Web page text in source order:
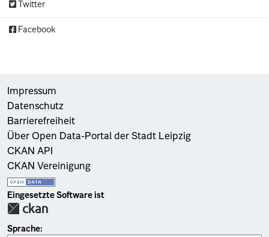
Twitter
Facebook
Impressum
Datenschutz
Barrierefreiheit
Über Open Data-Portal der Stadt Leipzig
CKAN API
CKAN Vereinigung
Eingesetzte Software ist
Sprache